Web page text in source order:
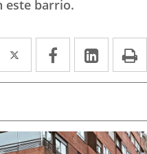
este barrio.
Twitter
Enlace
a
aplicación
externa.
Facebook
Enlace
a
aplicación
externa.
Enlace
a